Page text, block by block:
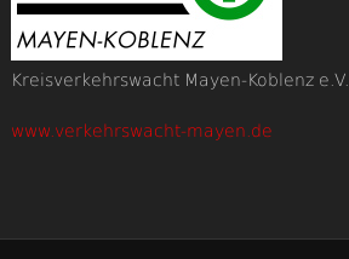
Kreisverkehrswacht Mayen-Koblenz e.V.
www.verkehrswacht-mayen.de